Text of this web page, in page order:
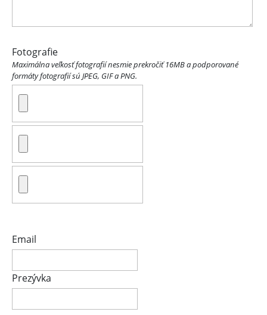
Fotografie
Maximálna veľkosť fotografií nesmie prekročiť 16MB a podporované
formáty fotografií sú JPEG, GIF a PNG.
Email
Prezývka